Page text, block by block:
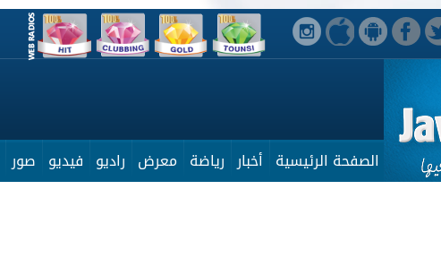
الصفحة الرئيسية أخبار رياضة معرض راديو فيديو صور